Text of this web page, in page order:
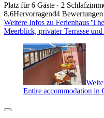
Platz für 6 Gäste · 2
8,6Hervorragend4 Bewertungen
Weitere Infos zu Ferienhaus
Meerblick, privater Terrasse
Entire accommodation in